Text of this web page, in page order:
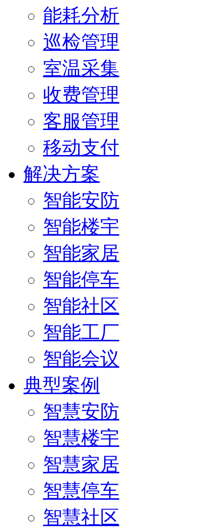
能耗分析
巡检管理
室温采集
收费管理
客服管理
移动支付
解决方案
智能安防
智能楼宇
智能家居
智能停车
智能社区
智能工厂
智能会议
典型案例
智慧安防
智慧楼宇
智慧家居
智慧停车
智慧社区